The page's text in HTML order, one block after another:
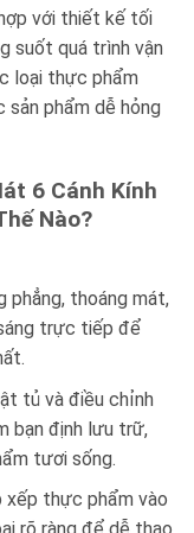
với thiết kế tối
suốt quá trình vận
loại thực phẩm
sản phẩm dễ hỏng
6 Cánh Kính
Nào?
phẳng, thoáng mát,
trực tiếp để
tủ và điều chỉnh
bạn định lưu trữ,
tươi sống.
xếp thực phẩm vào